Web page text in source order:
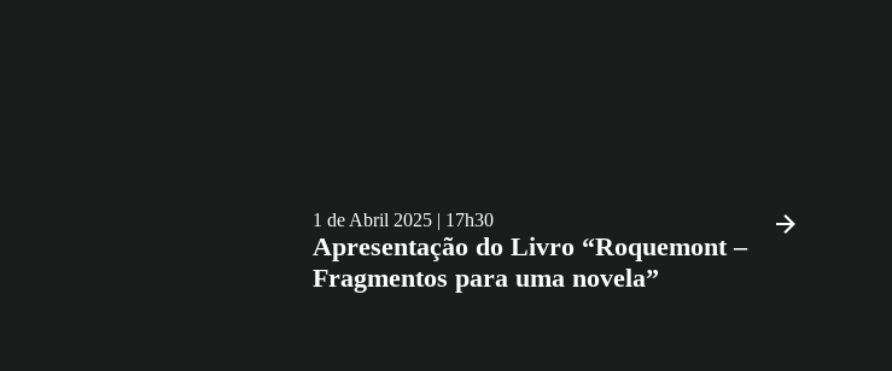
1 de Abril 2025 | 17h30
Apresentação do Livro “Roquemont –
Fragmentos para uma novela”